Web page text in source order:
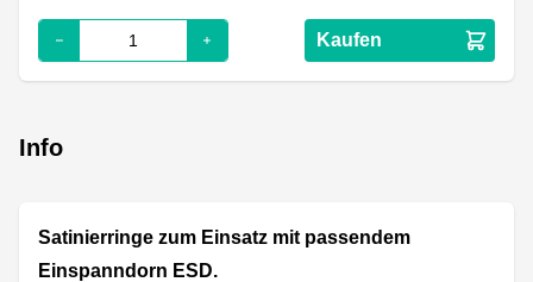
Kaufen
Info
Satinierringe zum Einsatz mit passendem
Einspanndorn ESD.